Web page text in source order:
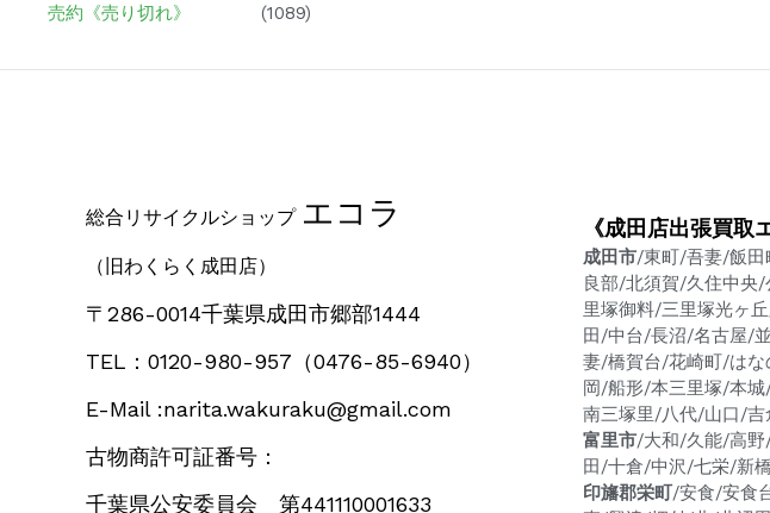
売約《売り切れ》 (1089)
総合リサイクルショップ エコラ
（旧わくらく成田店）
〒286-0014千葉県成田市郷部1444
TEL：0120-980-957 （0476-85-6940）
E-Mail :narita.wakuraku@gmail.com
古物商許可証番号：
千葉県公安委員会 第441110001633
《成田店出張買取
成田市/東町/吾妻/飯
良部/北須賀/久住中央
里塚御料/三里塚光ヶ
田/中台/長沼/名古屋/
妻/橋賀台/花崎町/は
岡/船形/本三里塚/本
南三塚里/八代/山口/吉
富里市/大和/久能/高
田/十倉/中沢/七栄/新
印旛郡栄町/安食/安食